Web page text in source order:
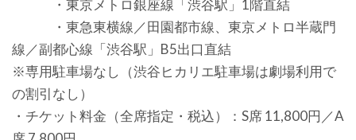
・東京メトロ銀座線「渋谷駅」1階直結
・東急東横線／田園都市線、東京メトロ半蔵門
線／副都心線「渋谷駅」B5出口直結
※専用駐車場なし（渋谷ヒカリエ駐車場は劇場利用で
の割引なし）
・チケット料金（全席指定・税込）：S席 11,800円／A